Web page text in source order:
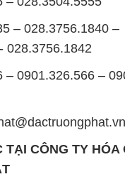
sau:
Buổi sáng: từ 8h
17h